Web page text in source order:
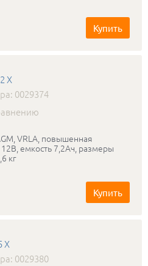
Купить
X
0029374
VRLA, повышенная
емкость 7,2Ач, размеры
кг
Купить
X
0029380